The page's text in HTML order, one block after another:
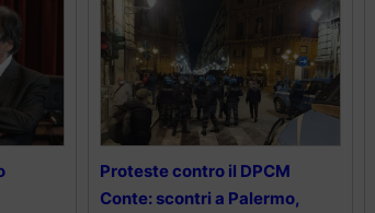
Proteste contro il DPCM
Conte: scontri a Palermo,